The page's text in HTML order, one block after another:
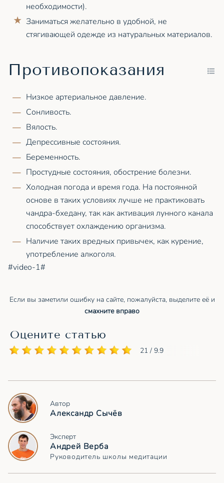
необходимости).
Заниматься желательно в удобной, не
стягивающей одежде из натуральных материалов.
Противопоказания
Низкое артериальное давление.
Сонливость.
Вялость.
Депрессивные состояния.
Беременность.
Простудные состояния, обострение болезни.
Холодная погода и время года. На постоянной
основе в таких условиях лучше не практиковать
чандра-бхедану, так как активация лунного канала
способствует охлаждению организма.
Наличие таких вредных привычек, как курение,
употребление алкоголя.
#video-1#
Если вы заметили ошибку на сайте, пожалуйста, выделите её и
смахните вправо
Оцените статью
21 / 9.9
Автор
Александр Сычёв
Эксперт
Андрей Верба
Руководитель школы медитации